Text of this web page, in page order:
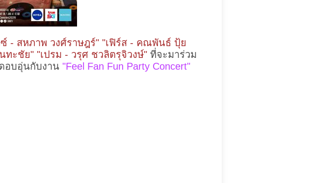
- สหภาพ วงศ์ราษฎร์" "เฟิร์ส - คณพันธ์ ปุ้ย
ะชัย" "เปรม - วรุศ ชวลิตรุจิวงษ์" ที่จะมาร่วม
อบอุ่นกับงาน "Feel Fan Fun Party Concert"